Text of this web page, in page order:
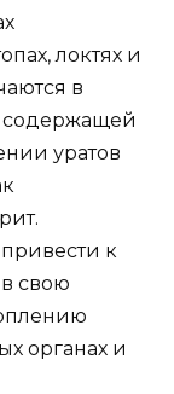
локтях и
в
уратов
к
в свою
органах и